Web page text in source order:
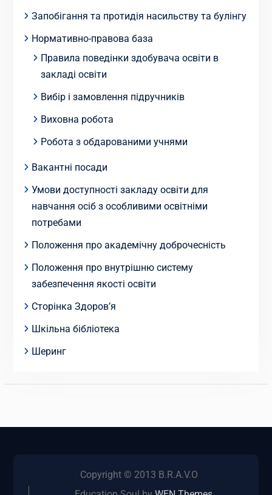
Запобігання та протидія насильству та булінгу
Нормативно-правова база
Правила поведінки здобувача освіти в
закладі освіти
Вибір і замовлення підручників
Виховна робота
Робота з обдарованими учнями
Вакантні посади
Умови доступності закладу освіти для
навчання осіб з особливими освітніми
потребами
Положення про академічну доброчесність
Положення про внутрішню систему
забезпечення якості освіти
Сторінка Здоров’я
Шкільна бібліотека
Шеринг
Copyright © 2013 B.R.A.V.O